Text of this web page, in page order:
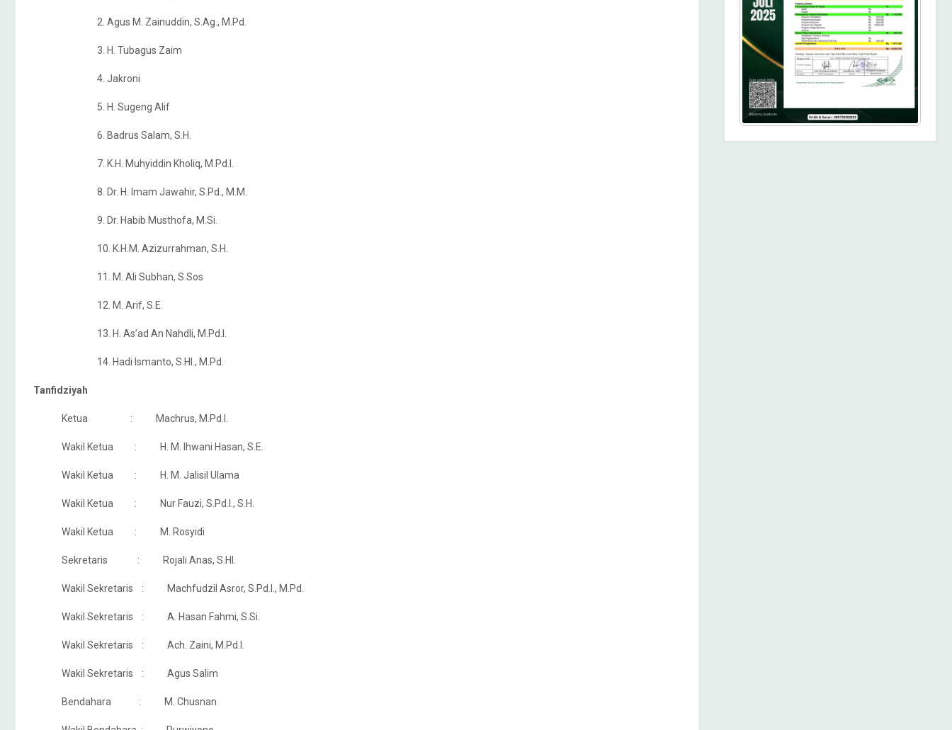
2. Agus M. Zainuddin, S.Ag., M.Pd.
3. H. Tubagus Zaim
4. Jakroni
5. H. Sugeng Alif
6. Badrus Salam, S.H.
7. K.H. Muhyiddin Kholiq, M.Pd.I.
8. Dr. H. Imam Jawahir, S.Pd., M.M.
9. Dr. Habib Musthofa, M.Si.
10. K.H.M. Azizurrahman, S.H.
11. M. Ali Subhan, S.Sos
12. M. Arif, S.E.
13. H. As’ad An Nahdli, M.Pd.I.
14. Hadi Ismanto, S.HI., M.Pd.
Tanfidziyah
Ketua : Machrus, M.Pd.I.
Wakil Ketua : H. M. Ihwani Hasan, S.E.
Wakil Ketua : H. M. Jalisil Ulama
Wakil Ketua : Nur Fauzi, S.Pd.I., S.H.
Wakil Ketua : M. Rosyidi
Sekretaris : Rojali Anas, S.HI.
Wakil Sekretaris : Machfudzil Asror, S.Pd.I., M.Pd.
Wakil Sekretaris : A. Hasan Fahmi, S.Si.
Wakil Sekretaris : Ach. Zaini, M.Pd.I.
Wakil Sekretaris : Agus Salim
Bendahara : M. Chusnan